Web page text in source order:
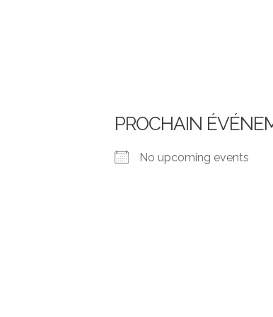
PROCHAIN
No upcoming events